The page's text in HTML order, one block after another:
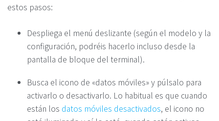
estos pasos:
Despliega el menú deslizante (según el modelo y la
configuración, podréis hacerlo incluso desde la
pantalla de bloque del terminal).
Busca el icono de «datos móviles» y púlsalo para
activarlo o desactivarlo. Lo habitual es que cuando
están los datos móviles desactivados, el icono no